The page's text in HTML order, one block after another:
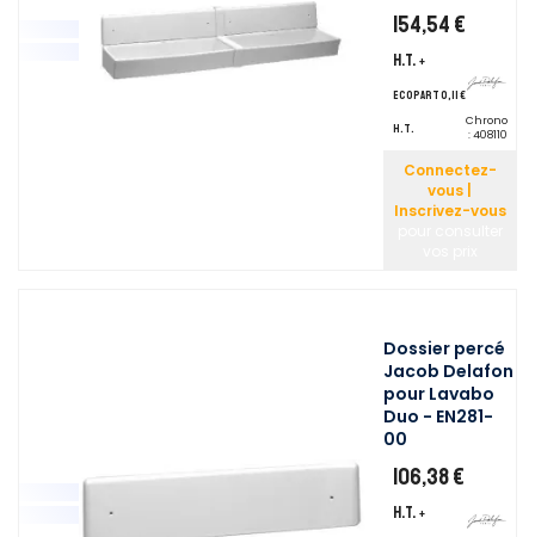
154,54 €
H.T. +
ecopart 0,11 €
H.T.
Chrono
: 408110
Connectez-
vous |
Inscrivez-vous
Dossier percé
Jacob Delafon
pour Lavabo
Duo - EN281-
00
106,38 €
H.T. +